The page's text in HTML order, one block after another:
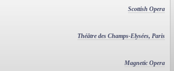
Scottish Opera
Théâtre des Champs-Elysées, Paris
Magnetic Opera